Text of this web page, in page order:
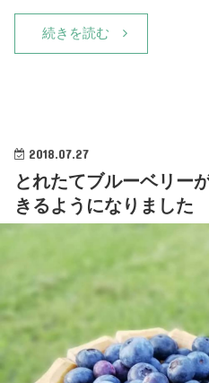
続きを読む
2018.07.27
とれたてブルーベリー
きるようになりました